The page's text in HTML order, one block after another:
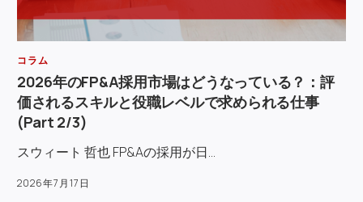
コラム
2026年のFP&A採用市場はどうなっている？：評
価されるスキルと役職レベルで求められる仕事
(Part 2/3)
スウィート 哲也 FP&Aの採用が日…
2026年7月17日